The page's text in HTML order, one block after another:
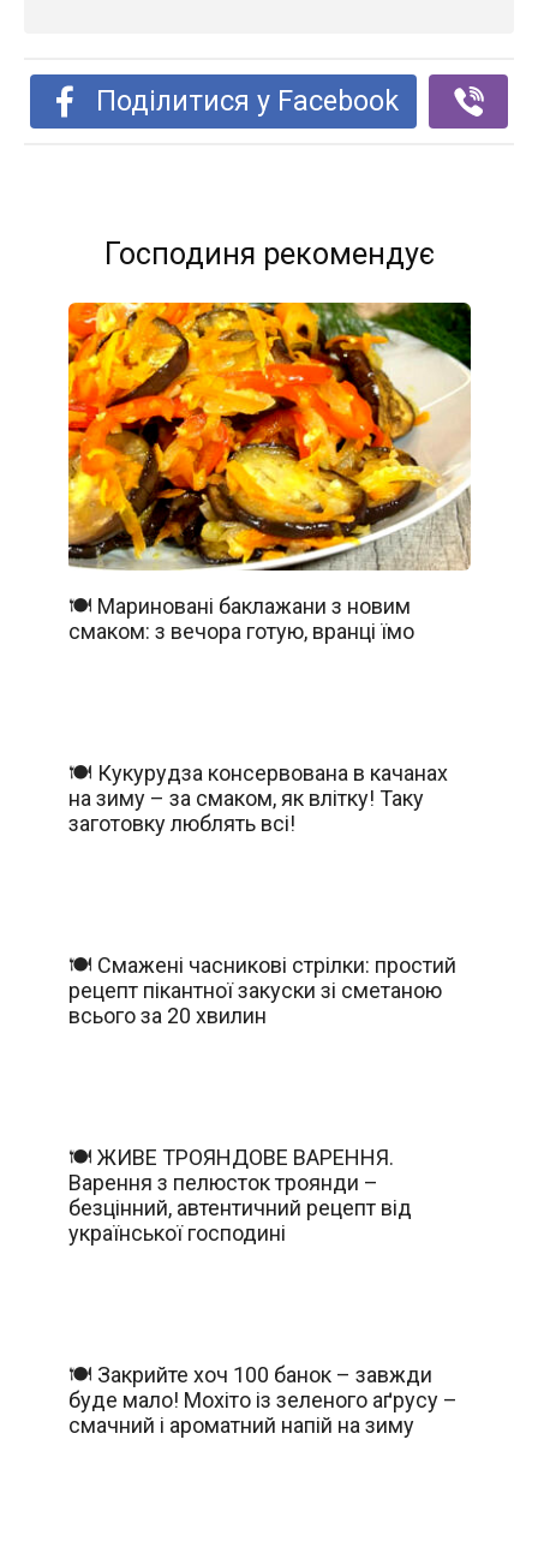
Поділитися у Facebook
Господиня рекомендує
🍽️ Мариновані баклажани з новим
смаком: з вечора готую, вранці їмо
🍽️ Кукурудза консервована в качанах
на зиму – за смаком, як влітку! Таку
заготовку люблять всі!
🍽️ Смажені часникові стрілки: простий
рецепт пікантної закуски зі сметаною
всього за 20 хвилин
🍽️ ЖИВЕ ТРОЯНДОВЕ ВАРЕННЯ.
Варення з пелюсток троянди –
безцінний, автентичний рецепт від
української господині
🍽️ Закрийте хоч 100 банок – завжди
буде мало! Мохіто із зеленого аґрусу –
смачний і ароматний напій на зиму